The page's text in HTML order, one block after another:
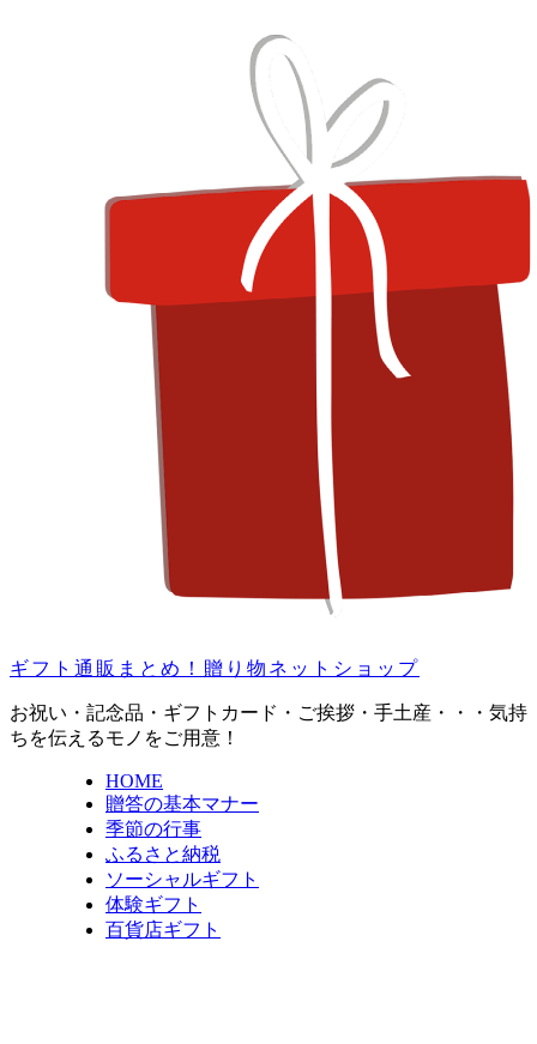
ギフト通販まとめ！贈り物ネットショップ
お祝い・記念品・ギフトカード・ご挨拶・手土産・・・気持
ちを伝えるモノをご用意！
HOME
贈答の基本マナー
季節の行事
ふるさと納税
ソーシャルギフト
体験ギフト
百貨店ギフト